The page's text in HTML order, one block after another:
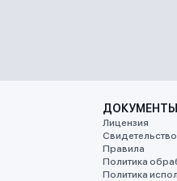
ДОКУМЕНТЫ
Лицензия
Свидетельство
Правила
Политика
Политика